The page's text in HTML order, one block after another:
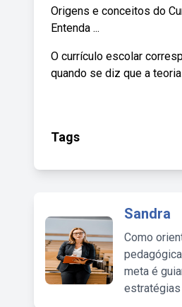
Origens e conceitos do
Entenda ...
O currículo escolar
quando se diz que a
Tags
Sandra
Como
meta é
estratégias